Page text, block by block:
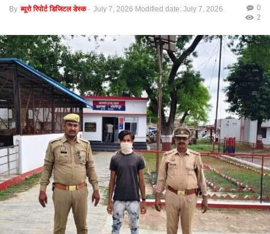
By ब्यूरो रिपोर्ट डिजिटल डेस्क - July 7, 2026 Modified date: July 7, 2026
0
2